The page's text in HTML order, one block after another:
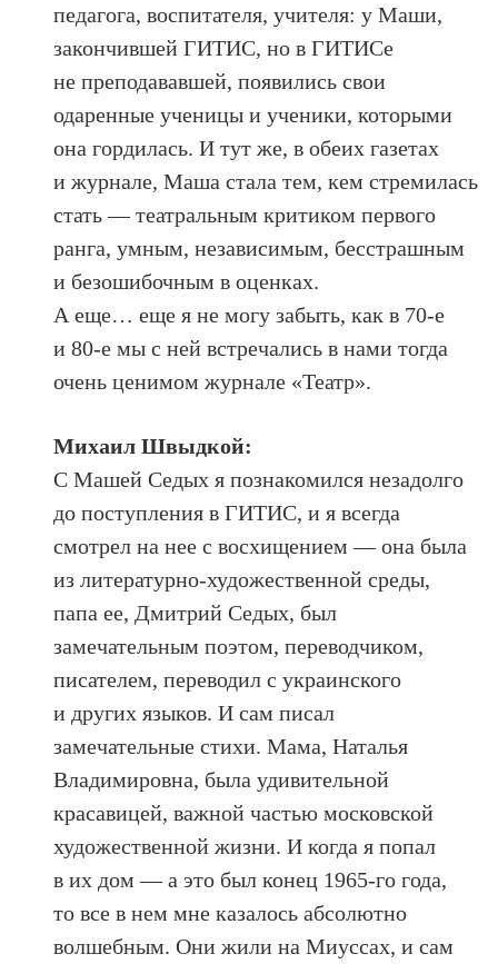
педагога, воспитателя, учителя: у Маши,
закончившей ГИТИС, но в ГИТИСе
не преподававшей, появились свои
одаренные ученицы и ученики, которыми
она гордилась. И тут же, в обеих газетах
и журнале, Маша стала тем, кем стремилась
стать — театральным критиком первого
ранга, умным, независимым, бесстрашным
и безошибочным в оценках.
А еще… еще я не могу забыть, как в 70-е
и 80-е мы с ней встречались в нами тогда
очень ценимом журнале «Театр».
Михаил Швыдкой:
С Машей Седых я познакомился незадолго
до поступления в ГИТИС, и я всегда
смотрел на нее с восхищением — она была
из литературно-художественной среды,
папа ее, Дмитрий Седых, был
замечательным поэтом, переводчиком,
писателем, переводил с украинского
и других языков. И сам писал
замечательные стихи. Мама, Наталья
Владимировна, была удивительной
красавицей, важной частью московской
художественной жизни. И когда я попал
в их дом — а это был конец 1965-го года,
то все в нем мне казалось абсолютно
волшебным. Они жили на Миуссах, и сам